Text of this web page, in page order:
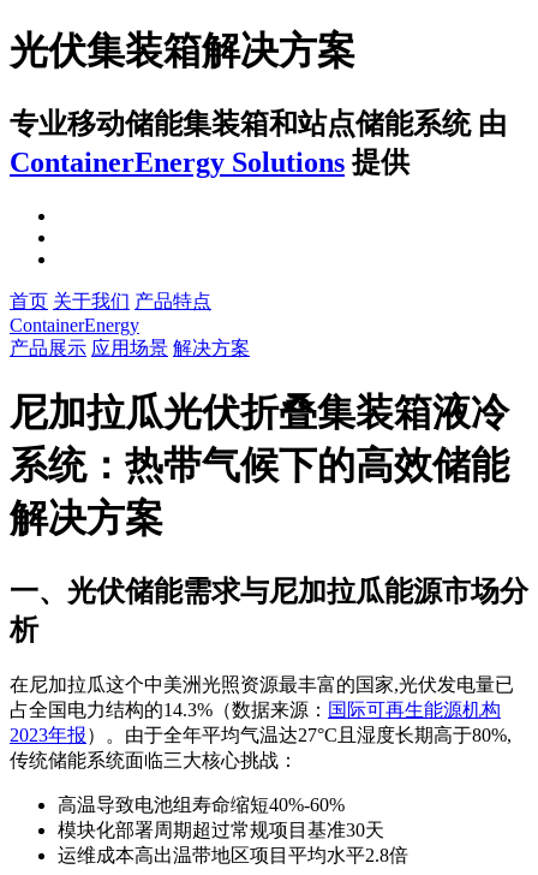
光伏集装箱解决方案
专业移动储能集装箱和站点储能系统 由
ContainerEnergy Solutions 提供
首页 关于我们 产品特点
ContainerEnergy
产品展示 应用场景 解决方案
尼加拉瓜光伏折叠集装箱液冷
系统：热带气候下的高效储能
解决方案
一、光伏储能需求与尼加拉瓜能源市场分
析
在尼加拉瓜这个中美洲光照资源最丰富的国家,光伏发电量已
占全国电力结构的14.3%（数据来源： 国际可再生能源机构
2023年报）。由于全年平均气温达27°C且湿度长期高于80%,
传统储能系统面临三大核心挑战：
高温导致电池组寿命缩短40%-60%
模块化部署周期超过常规项目基准30天
运维成本高出温带地区项目平均水平2.8倍